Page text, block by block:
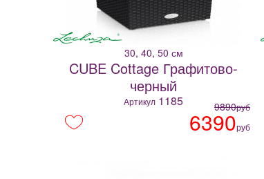
30, 40, 50 см
CUBE Cottage Графитово-
черный
Артикул 1185 9890руб
6390руб